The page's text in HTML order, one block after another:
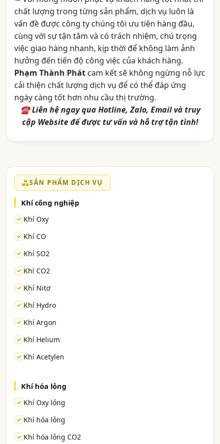
chất lượng trong từng sản phẩm, dịch vụ luôn là
vấn đề được công ty chúng tôi ưu tiên hàng đầu,
cùng với sự tận tâm và có trách nhiệm, chú trọng
việc giao hàng nhanh, kịp thời để không làm ảnh
hưởng đến tiến độ công việc của khách hàng.
Phạm Thành Phát cam kết sẽ không ngừng nỗ lực
cải thiện chất lượng dịch vụ để có thể đáp ứng
ngày càng tốt hơn nhu cầu thị trường.
☎ Liên hệ ngay qua Hotline, Zalo, Email và truy
cập Website để được tư vấn và hỗ trợ tận tình!
SẢN PHẨM DỊCH VỤ
Khí công nghiệp
Khí Oxy
Khí CO
Khí SO2
Khí CO2
Khí Nitơ
Khí Hydro
Khí Argon
Khí Helium
Khí Acetylen
Khí hóa lỏng
Khí Oxy lỏng
Khí hóa lỏng
Khí hóa lỏng CO2